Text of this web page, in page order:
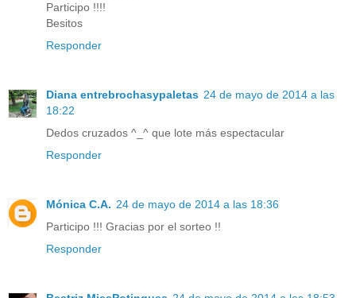
Participo !!!!
Besitos
Responder
Diana entrebrochasypaletas 24 de mayo de 2014 a las
18:22
Dedos cruzados ^_^ que lote más espectacular
Responder
Mónica C.A. 24 de mayo de 2014 a las 18:36
Participo !!! Gracias por el sorteo !!
Responder